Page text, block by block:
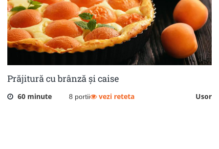
Prăjitură cu brânză și caise
60 minute 8 portii Usor
vezi reteta